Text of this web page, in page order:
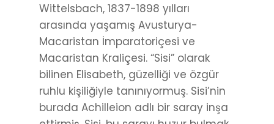
Wittelsbach, 1837-1898 yılları
arasında yaşamış Avusturya-
Macaristan İmparatoriçesi ve
Macaristan Kraliçesi. “Sisi” olarak
bilinen Elisabeth, güzelliği ve özgür
ruhlu kişiliğiyle tanınıyormuş. Sisi’nin
burada Achilleion adlı bir saray inşa